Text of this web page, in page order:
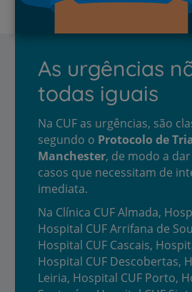
As urgências
todas iguais
Na CUF as urgências, são
segundo o Protocolo de
Manchester, de modo a
casos que necessitam de
imediata.
Na Clínica CUF Almada,
Hospital CUF Arrifana de
Hospital CUF Cascais,
Hospital CUF Descobertas,
Leiria, Hospital CUF Porto,